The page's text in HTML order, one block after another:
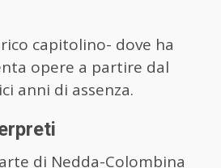
capitolino- dove ha
opere a partire dal
anni di assenza.
di Nedda-Colombina